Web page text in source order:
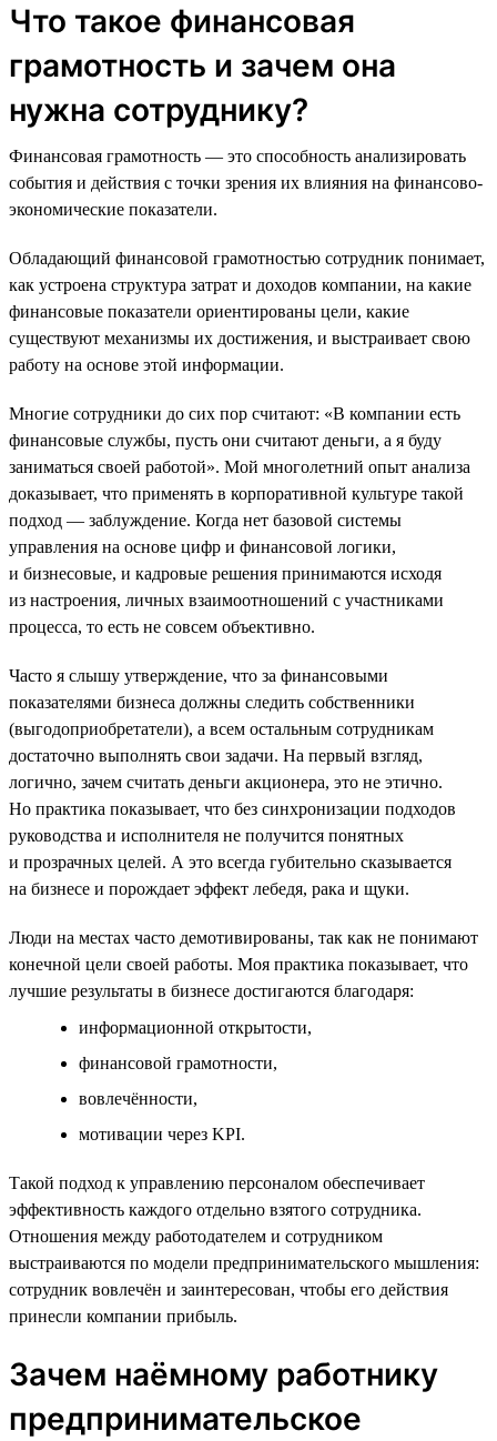
Что такое финансовая
грамотность и зачем она
нужна сотруднику?
Финансовая грамотность — это способность анализировать
события и действия с точки зрения их влияния на финансово-
экономические показатели.
Обладающий финансовой грамотностью сотрудник понимает,
как устроена структура затрат и доходов компании, на какие
финансовые показатели ориентированы цели, какие
существуют механизмы их достижения, и выстраивает свою
работу на основе этой информации.
Многие сотрудники до сих пор считают: «В компании есть
финансовые службы, пусть они считают деньги, а я буду
заниматься своей работой». Мой многолетний опыт анализа
доказывает, что применять в корпоративной культуре такой
подход — заблуждение. Когда нет базовой системы
управления на основе цифр и финансовой логики,
и бизнесовые, и кадровые решения принимаются исходя
из настроения, личных взаимоотношений с участниками
процесса, то есть не совсем объективно.
Часто я слышу утверждение, что за финансовыми
показателями бизнеса должны следить собственники
(выгодоприобретатели), а всем остальным сотрудникам
достаточно выполнять свои задачи. На первый взгляд,
логично, зачем считать деньги акционера, это не этично.
Но практика показывает, что без синхронизации подходов
руководства и исполнителя не получится понятных
и прозрачных целей. А это всегда губительно сказывается
на бизнесе и порождает эффект лебедя, рака и щуки.
Люди на местах часто демотивированы, так как не понимают
конечной цели своей работы. Моя практика показывает, что
лучшие результаты в бизнесе достигаются благодаря:
информационной открытости,
финансовой грамотности,
вовлечённости,
мотивации через KPI.
Такой подход к управлению персоналом обеспечивает
эффективность каждого отдельно взятого сотрудника.
Отношения между работодателем и сотрудником
выстраиваются по модели предпринимательского мышления:
сотрудник вовлечён и заинтересован, чтобы его действия
принесли компании прибыль.
Зачем наёмному работнику
предпринимательское